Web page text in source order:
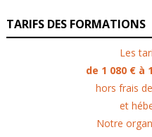
TARIFS DES FORMATIONS
Les
de 1 080 € à
hors frais
et
Notre